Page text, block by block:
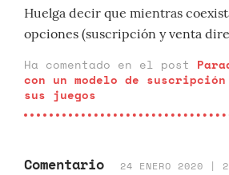
Huelga decir que mientras
opciones (suscripción y venta
Ha comentado en el post
con un modelo de
sus juegos
Comentario 24 ENERO 2020 |